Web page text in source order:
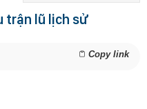
trận lũ lịch sử
Copy link